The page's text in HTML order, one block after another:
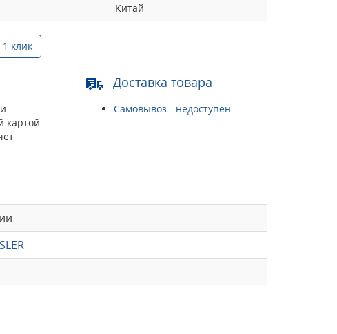
Китай
клик
картой
Доставка товара
Самовывоз - недоступен